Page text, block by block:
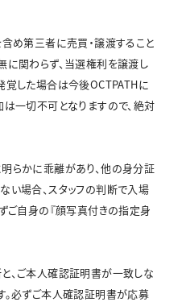
め第三者に売買・譲渡すること
に関わらず、当選権利を譲渡し
覚した場合は今後OCTPATHに
一切不可となりますので、絶対
らかに乖離があり、他の身分証
い場合、スタッフの判断で入場
ご自身の『顔写真付きの指定身
、ご本人確認証明書が一致しな
。必ずご本人確認証明書が応募